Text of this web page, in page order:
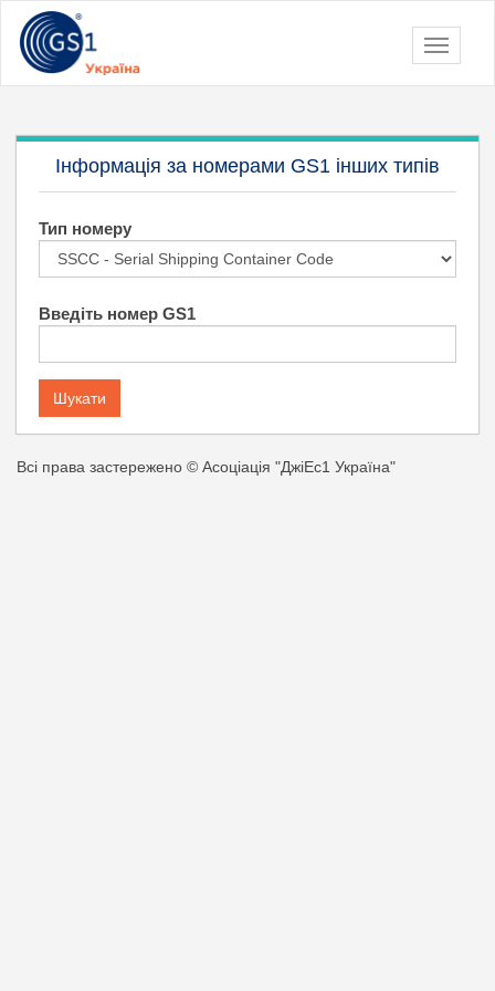
Інформація за номерами GS1 інших типів
Тип номеру
Введіть номер GS1
Шукати
Всі права застережено © Асоціація "ДжіЕс1 Україна"